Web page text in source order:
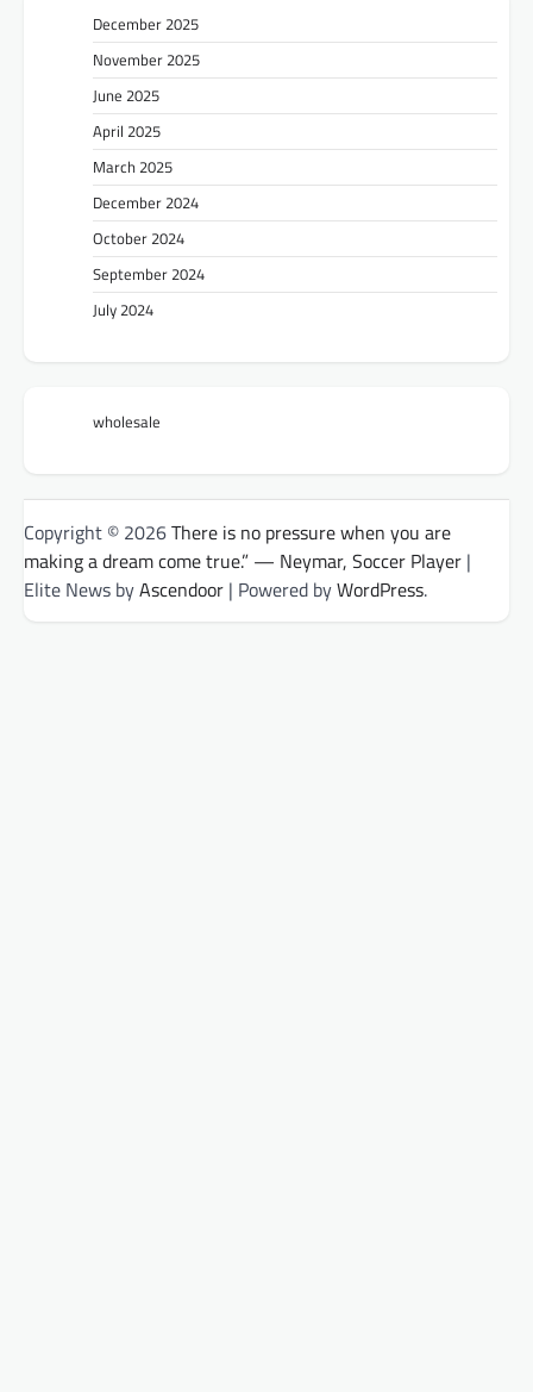
December 2025
November 2025
June 2025
April 2025
March 2025
December 2024
October 2024
September 2024
July 2024
wholesale
Copyright © 2026There is no pressure when you are
making a dream come true.” — Neymar, Soccer Player |
Elite News byAscendoor | Powered byWordPress.